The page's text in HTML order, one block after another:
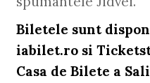
Biletele sunt
iabilet.ro si
Casa de Bilete a